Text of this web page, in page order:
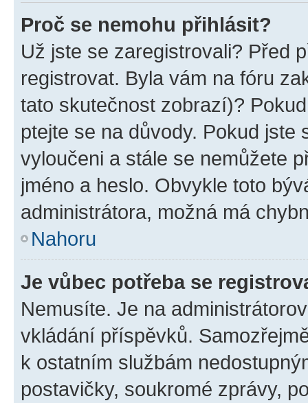
Proč se nemohu přihlásit?
Už jste se zaregistrovali? Před
registrovat. Byla vám na fóru
tato skutečnost zobrazí)?
ptejte se na důvody. Pokud jste
vyloučeni a stále se nemůžete
jméno a heslo. Obvykle toto
administrátora, možná má
Nahoru
Je vůbec potřeba se
Nemusíte. Je na
vkládání příspěvků.
k ostatním službám
postavičky, soukromé zprávy,